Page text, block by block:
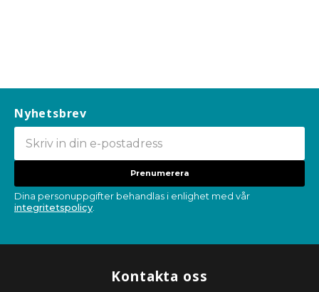
Nyhetsbrev
Prenumerera
Dina personuppgifter behandlas i enlighet med vår
integritetspolicy.
Kontakta oss